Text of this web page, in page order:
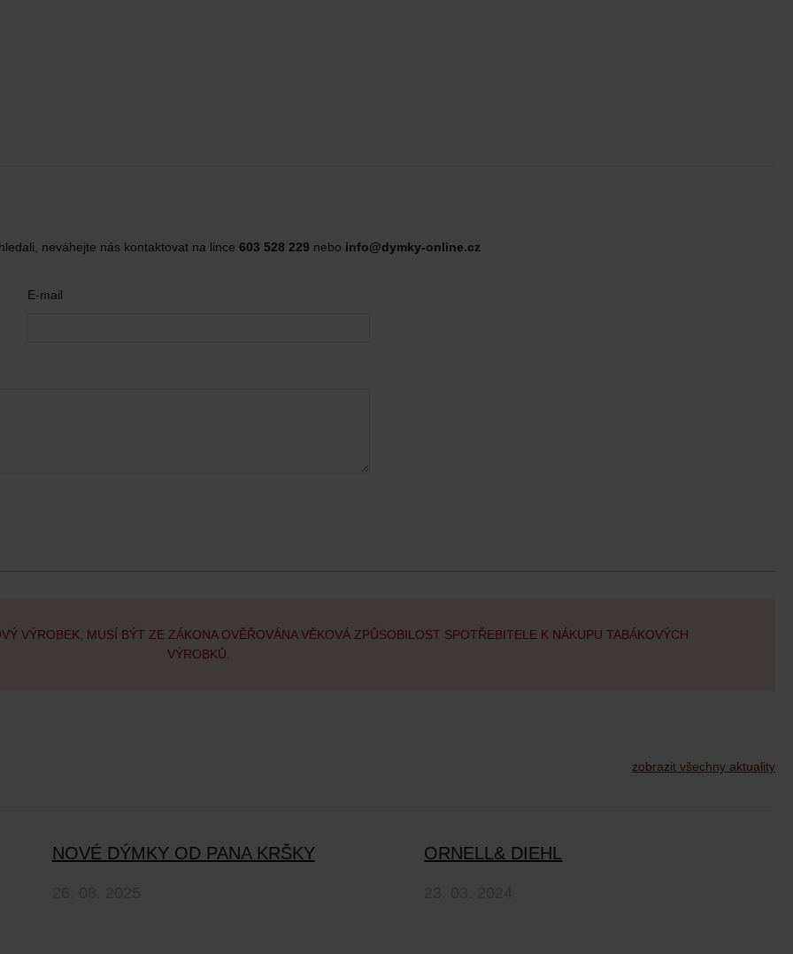
neváhejte nás kontaktovat na lince 603 528 229 nebo info@dymky-online.cz
E-mail
VÝROBEK, MUSÍ BÝT ZE ZÁKONA OVĚŘOVÁNA VĚKOVÁ ZPŮSOBILOST SPOTŘEBITELE K NÁKUPU TABÁKOVÝCH
VÝROBKŮ.
zobrazit všechny aktuality
NOVÉ DÝMKY OD PANA KRŠKY ORNELL& DIEHL